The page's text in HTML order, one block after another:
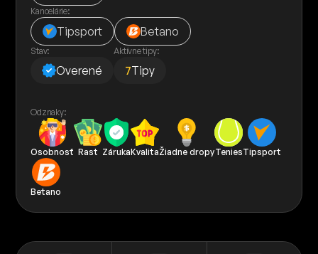
Kancelárie:
Tipsport Betano
Stav:
Overené
Aktívne tipy:
7Tipy
Odznaky:
Osobnosť Rast ZárukaKvalitaŽiadne dropyTeniesTipsport
Betano